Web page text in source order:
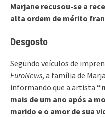
Marjane recusou-se a
alta ordem de mérito
Desgosto
Segundo veículos de
EuroNews, a família de
informando que a artista
mais de um ano após a
marido e o amor de sua